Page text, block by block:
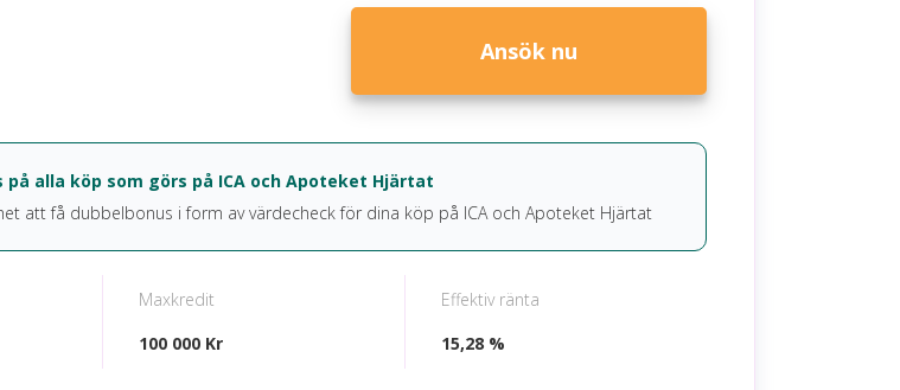
Ansök nu
på alla köp som görs på ICA och Apoteket Hjärtat
att få dubbelbonus i form av värdecheck för dina köp på ICA och Apoteket Hjärtat
Maxkredit
100 000 Kr
Effektiv ränta
15,28 %